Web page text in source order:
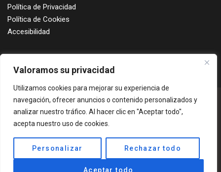
Valoramos su privacidad
Utilizamos cookies para mejorar su experiencia de
navegación, ofrecer anuncios o contenido personalizados y
analizar nuestro tráfico. Al hacer clic en "Aceptar todo",
acepta nuestro uso de cookies.
Personalizar Rechazar todo
Aceptar todo
Política de Privacidad
Política de Cookies
Accesibilidad
Esta entidad recibe la colaboración del Ayuntamiento de
Elda con la cantidad de 12.000€ anuales.